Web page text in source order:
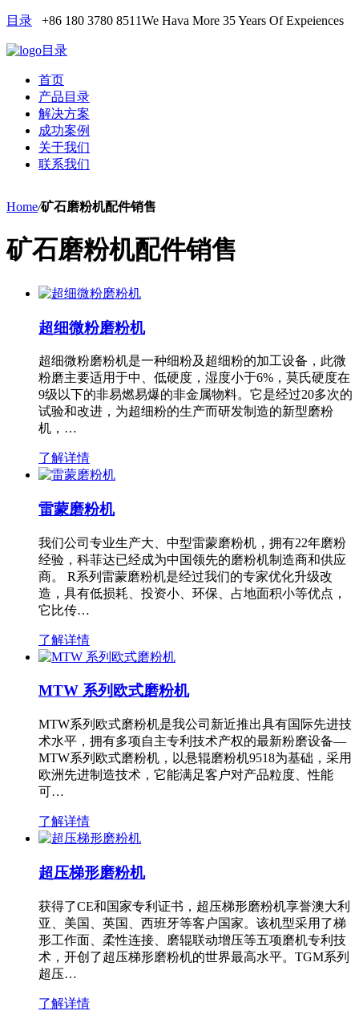
目录 +86 180 3780 8511We Hava More 35 Years Of Expeiences
目录
首页
产品目录
解决方案
成功案例
关于我们
联系我们
Home/矿石磨粉机配件销售
矿石磨粉机配件销售
超细微粉磨粉机
超细微粉磨粉机是一种细粉及超细粉的加工设备，此微
粉磨主要适用于中、低硬度，湿度小于6%，莫氏硬度在
9级以下的非易燃易爆的非金属物料。它是经过20多次的
试验和改进，为超细粉的生产而研发制造的新型磨粉
机，…
了解详情
雷蒙磨粉机
我们公司专业生产大、中型雷蒙磨粉机，拥有22年磨粉
经验，科菲达已经成为中国领先的磨粉机制造商和供应
商。 R系列雷蒙磨粉机是经过我们的专家优化升级改
造，具有低损耗、投资小、环保、占地面积小等优点，
它比传…
了解详情
MTW 系列欧式磨粉机
MTW系列欧式磨粉机是我公司新近推出具有国际先进技
术水平，拥有多项自主专利技术产权的最新粉磨设备—
MTW系列欧式磨粉机，以悬辊磨粉机9518为基础，采用
欧洲先进制造技术，它能满足客户对产品粒度、性能
可…
了解详情
超压梯形磨粉机
获得了CE和国家专利证书，超压梯形磨粉机享誉澳大利
亚、美国、英国、西班牙等客户国家。该机型采用了梯
形工作面、柔性连接、磨辊联动增压等五项磨机专利技
术，开创了超压梯形磨粉机的世界最高水平。TGM系列
超压…
了解详情